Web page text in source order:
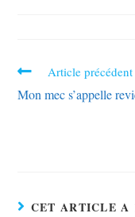
Article précédent
Mon mec s’appelle
CET ARTICLE A